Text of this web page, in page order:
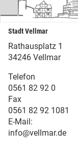
Stadt Vellmar
Rathausplatz 1
34246 Vellmar
Telefon
0561 82 92 0
Fax
0561 82 92 1081
E-Mail:
info@vellmar.de